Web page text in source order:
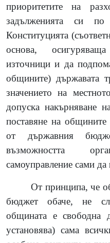
приоритетите на
задълженията си
Конституцията
основа,
източници и да
общините) държавата
значението на
допуска накърняване
поставяне на
от държавния
възможността
самоуправление сами
От принципа, че
бюджет обаче, не
общината е свободна
установява) сама